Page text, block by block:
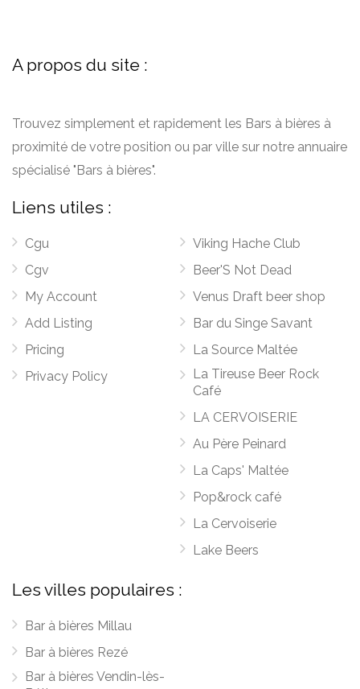
A propos du site :
Trouvez simplement et rapidement les Bars à bières à
proximité de votre position ou par ville sur notre annuaire
spécialisé "Bars à bières".
Liens utiles :
Cgu
Cgv
My Account
Add Listing
Pricing
Privacy Policy
Viking Hache Club
Beer'S Not Dead
Venus Draft beer shop
Bar du Singe Savant
La Source Maltée
La Tireuse Beer Rock
Café
LA CERVOISERIE
Au Père Peinard
La Caps' Maltée
Pop&rock café
La Cervoiserie
Lake Beers
Les villes populaires :
Bar à bières Millau
Bar à bières Rezé
Bar à bières Vendin-lès-